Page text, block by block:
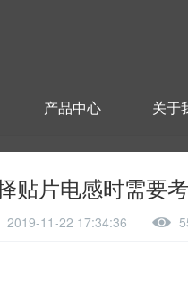
产品中心 关于
贴片电感时需要
2019-11-22 17:34:36